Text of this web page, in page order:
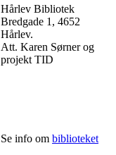
Hårlev Bibliotek
Bredgade 1, 4652
Hårlev.
Att. Karen Sørner og
projekt TID
Se info om biblioteket